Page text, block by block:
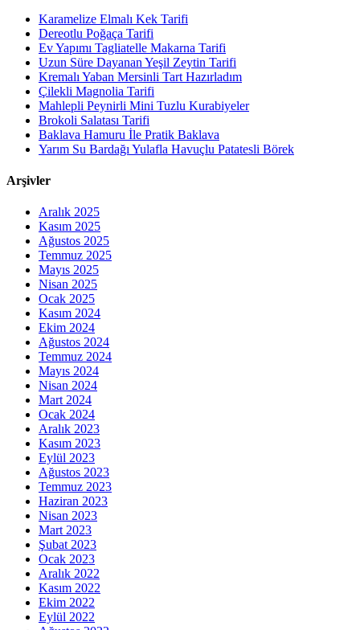
Karamelize Elmalı Kek Tarifi
Dereotlu Poğaça Tarifi
Ev Yapımı Tagliatelle Makarna Tarifi
Uzun Süre Dayanan Yeşil Zeytin Tarifi
Kremalı Yaban Mersinli Tart Hazırladım
Çilekli Magnolia Tarifi
Mahlepli Peynirli Mini Tuzlu Kurabiyeler
Brokoli Salatası Tarifi
Baklava Hamuru İle Pratik Baklava
Yarım Su Bardağı Yulafla Havuçlu Patatesli Börek
Arşivler
Aralık 2025
Kasım 2025
Ağustos 2025
Temmuz 2025
Mayıs 2025
Nisan 2025
Ocak 2025
Kasım 2024
Ekim 2024
Ağustos 2024
Temmuz 2024
Mayıs 2024
Nisan 2024
Mart 2024
Ocak 2024
Aralık 2023
Kasım 2023
Eylül 2023
Ağustos 2023
Temmuz 2023
Haziran 2023
Nisan 2023
Mart 2023
Şubat 2023
Ocak 2023
Aralık 2022
Kasım 2022
Ekim 2022
Eylül 2022